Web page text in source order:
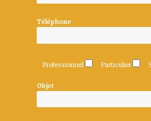
Téléphone
Professionnel Particulier
Objet